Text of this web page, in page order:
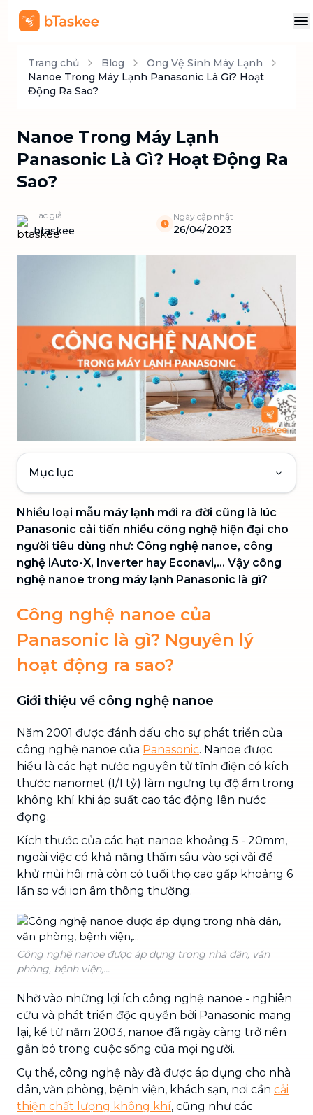
Trang chủ Blog
Ong Vệ Sinh Máy Lạnh
Nanoe Trong Máy Lạnh Panasonic Là Gì? Hoạt
Động Ra Sao?
Nanoe Trong Máy Lạnh
Panasonic Là Gì? Hoạt Động Ra
Sao?
Tác giả
btaskee
Ngày cập nhật
26/04/2023
Mục lục
Nhiều loại mẫu máy lạnh mới ra đời cũng là lúc
Panasonic cải tiến nhiều công nghệ hiện đại cho
người tiêu dùng như: Công nghệ nanoe, công
nghệ iAuto-X, Inverter hay Econavi,... Vậy công
nghệ nanoe trong máy lạnh Panasonic là gì?
Công nghệ nanoe của
Panasonic là gì? Nguyên lý
hoạt động ra sao?
Giới thiệu về công nghệ nanoe
Năm 2001 được đánh dấu cho sự phát triển của
công nghệ nanoe của Panasonic. Nanoe được
hiểu là các hạt nước nguyên tử tĩnh điện có kích
thước nanomet (1/1 tỷ) làm ngưng tụ độ ẩm trong
không khí khi áp suất cao tác động lên nước
đọng.
Kích thước của các hạt nanoe khoảng 5 - 20mm,
ngoài việc có khả năng thấm sâu vào sợi vải để
khử mùi hôi mà còn có tuổi thọ cao gấp khoảng 6
lần so với ion âm thông thường.
Công nghệ nanoe được áp dụng trong nhà dân, văn
phòng, bệnh viện,...
Nhờ vào những lợi ích công nghệ nanoe - nghiên
cứu và phát triển độc quyền bởi Panasonic mang
lại, kể từ năm 2003, nanoe đã ngày càng trở nên
gắn bó trong cuộc sống của mọi người.
Cụ thể, công nghệ này đã được áp dụng cho nhà
dân, văn phòng, bệnh viện, khách sạn, nơi cần cải
thiện chất lượng không khí, cũng như các